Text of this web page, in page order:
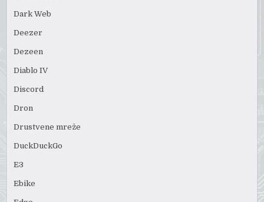
Dark Web
Deezer
Dezeen
Diablo IV
Discord
Dron
Drustvene mreže
DuckDuckGo
E3
Ebike